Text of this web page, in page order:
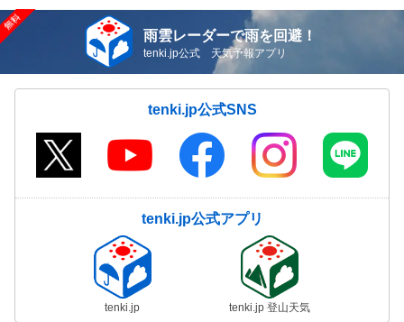
雨雲レーダーで雨を回避！
tenki.jp公式 天気予報アプリ
tenki.jp公式SNS
tenki.jp公式アプリ
tenki.jp tenki.jp 登山天気